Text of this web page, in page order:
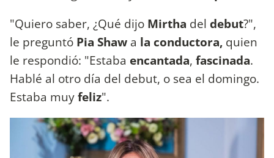
"Quiero saber, ¿Qué dijo Mirtha del debut?",
le preguntó Pia Shaw a la conductora, quien
le respondió: "Estaba encantada, fascinada.
Hablé al otro día del debut, o sea el domingo.
Estaba muyfeliz".